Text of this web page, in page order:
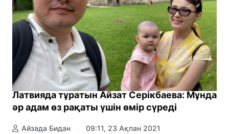
Латвияда тұратын Айзат Серікбаева: Мұнда
әр адам өз рақаты үшін өмір сүреді
Айзада Бидан 09:11, 23 Ақпан 2021